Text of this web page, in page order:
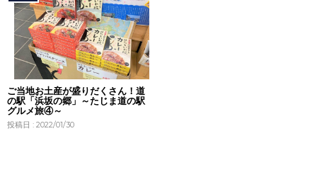
ご当地お土産が盛りだくさん！道
の駅「浜坂の郷」～たじま道の駅
グルメ旅④～
投稿日 : 2022/01/30